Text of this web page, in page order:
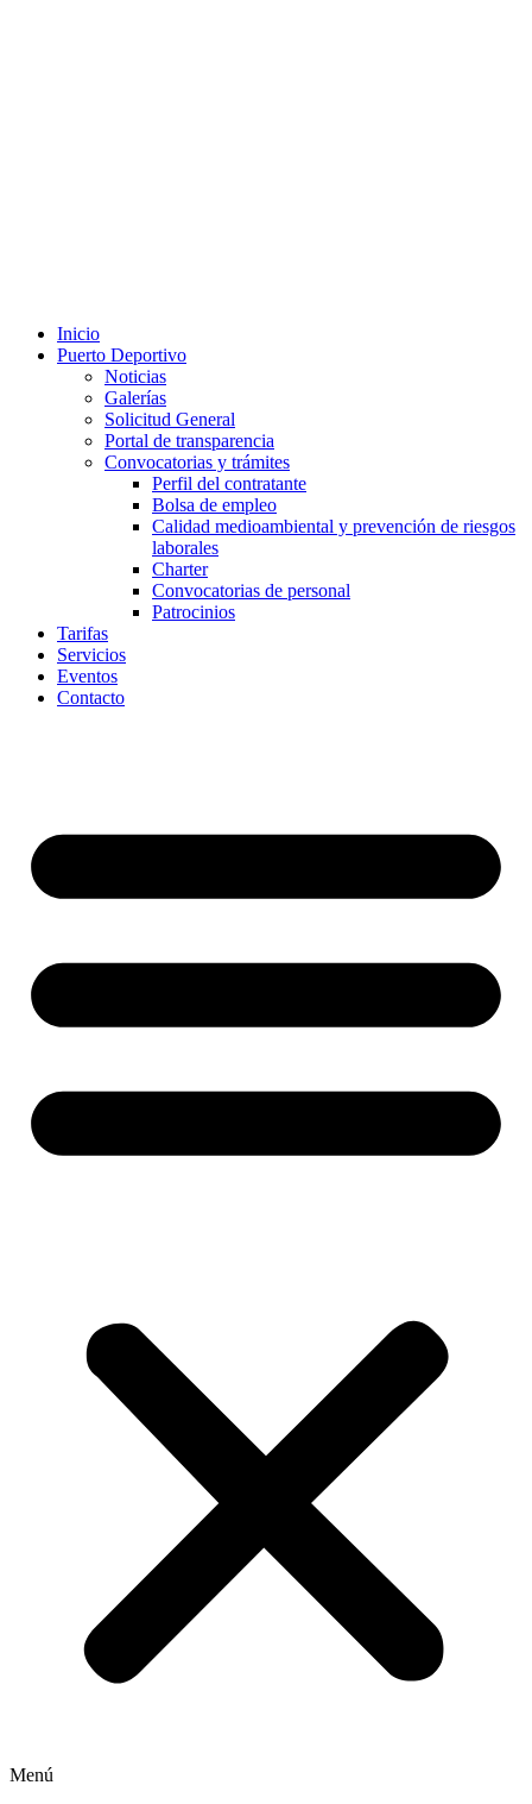
Inicio
Puerto Deportivo
Noticias
Galerías
Solicitud General
Portal de transparencia
Convocatorias y trámites
Perfil del contratante
Bolsa de empleo
Calidad medioambiental y prevención de riesgos
laborales
Charter
Convocatorias de personal
Patrocinios
Tarifas
Servicios
Eventos
Contacto
Menú